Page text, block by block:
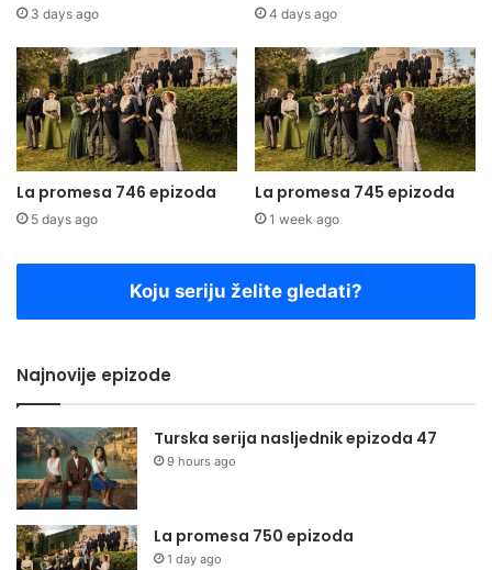
3 days ago 4 days ago
La promesa 746 epizoda
5 days ago
La promesa 745 epizoda
1 week ago
Koju seriju želite gledati?
Najnovije epizode
Turska serija nasljednik epizoda 47
9 hours ago
La promesa 750 epizoda
1 day ago